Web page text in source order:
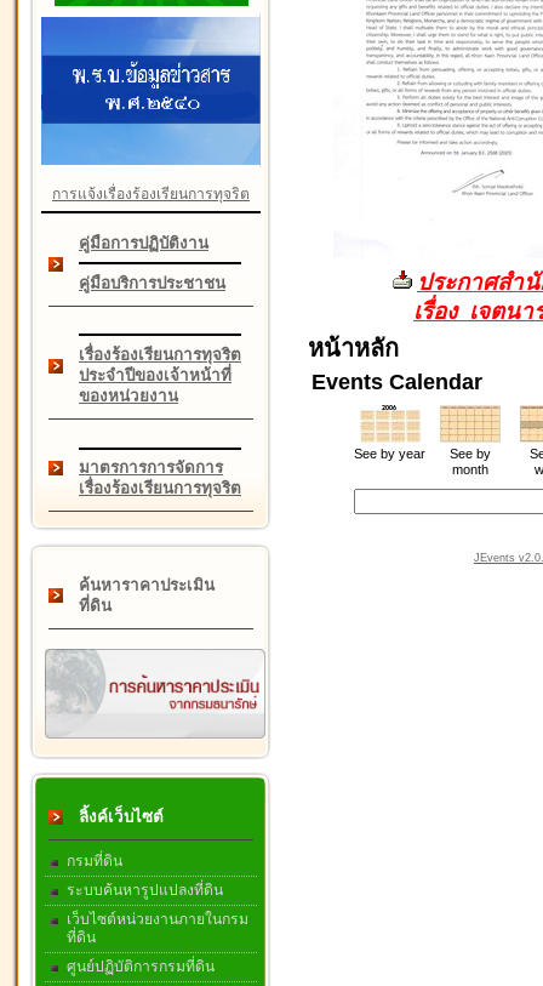
การแจ้งเรื่องร้องเรียนการทุจริต
คู่มือการปฏิบัติงาน
คู่มือบริการประชาชน
เรื่องร้องเรียนการทุจริต
ประจำปีของเจ้าหน้าที่
ของหน่วยงาน
มาตรการการจัดการ
เรื่องร้องเรียนการทุจริต
ค้นหาราคาประเมิน
ที่ดิน
ลิ้งค์เว็บไซต์
กรมที่ดิน
ระบบค้นหารูปแปลงที่ดิน
เว็บไซต์หน่วยงานภายในกรม
ที่ดิน
ศูนย์ปฏิบัติการกรมที่ดิน
ประกาศสำ
เรื่อง เจตน
หน้าหลัก
Events Calendar
See by year
See by
month
JEvents